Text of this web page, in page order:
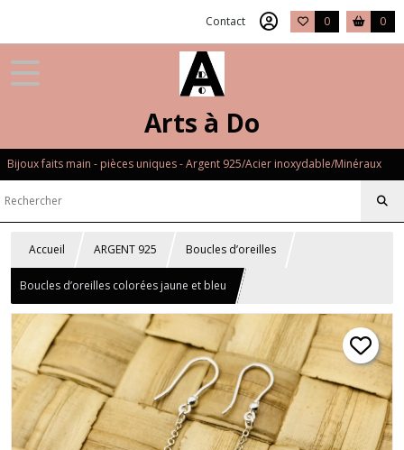
Contact 0 0
Arts à Do
Bijoux faits main - pièces uniques - Argent 925/Acier inoxydable/Minéraux
Accueil ARGENT 925 Boucles d’oreilles
Boucles d’oreilles colorées jaune et bleu